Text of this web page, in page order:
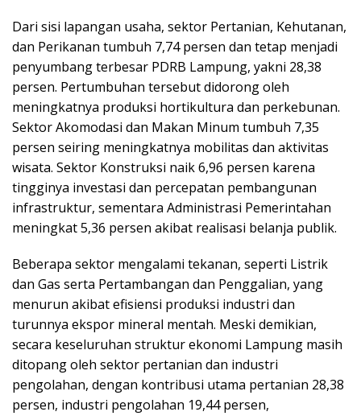
Dari sisi lapangan usaha, sektor Pertanian, Kehutanan,
dan Perikanan tumbuh 7,74 persen dan tetap menjadi
penyumbang terbesar PDRB Lampung, yakni 28,38
persen. Pertumbuhan tersebut didorong oleh
meningkatnya produksi hortikultura dan perkebunan.
Sektor Akomodasi dan Makan Minum tumbuh 7,35
persen seiring meningkatnya mobilitas dan aktivitas
wisata. Sektor Konstruksi naik 6,96 persen karena
tingginya investasi dan percepatan pembangunan
infrastruktur, sementara Administrasi Pemerintahan
meningkat 5,36 persen akibat realisasi belanja publik.
Beberapa sektor mengalami tekanan, seperti Listrik
dan Gas serta Pertambangan dan Penggalian, yang
menurun akibat efisiensi produksi industri dan
turunnya ekspor mineral mentah. Meski demikian,
secara keseluruhan struktur ekonomi Lampung masih
ditopang oleh sektor pertanian dan industri
pengolahan, dengan kontribusi utama pertanian 28,38
persen, industri pengolahan 19,44 persen,